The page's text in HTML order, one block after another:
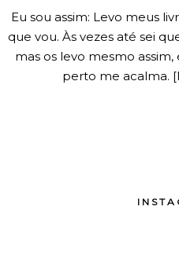
Eu sou assim: Levo meus
que vou. Às vezes até sei
mas os levo mesmo
perto me acalma.